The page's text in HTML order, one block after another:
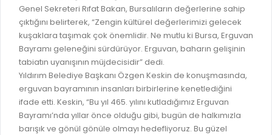
MECLİS GÜNDEMİ VE KARAR ÖZETLERİ
YAYIN / PLAN / RAPOR
STRATEJİK PLANLAR
PERFORMANS PROGRAMI
BÜTÇE
FAALİYET RAPORLARI
BURSA AKADEMİ
ÜCRETSİZ WİFİ NOKTALARI
İTFAİYE RAPORU
ONLİNE KATI ATIK BAŞVURUSU
İTFAİYE OLAY KAYDI BAŞVURUSU
BADEM KAYIT
Genel Sekreteri Rıfat Bakan, Bursalıların değerlerine sahip
çıktığını belirterek, “Zengin kültürel değerlerimizi gelecek
kuşaklara taşımak çok önemlidir. Ne mutlu ki Bursa, Erguvan
Bayramı geleneğini sürdürüyor. Erguvan, baharın gelişinin
tabiatın uyanışının müjdecisidir” dedi.
Yıldırım Belediye Başkanı Özgen Keskin de konuşmasında,
erguvan bayramının insanları birbirlerine kenetlediğini
ifade etti. Keskin, “Bu yıl 465. yılını kutladığımız Erguvan
Bayramı’nda yıllar önce olduğu gibi, bugün de halkımızla
barışık ve gönül gönüle olmayı hedefliyoruz. Bu güzel